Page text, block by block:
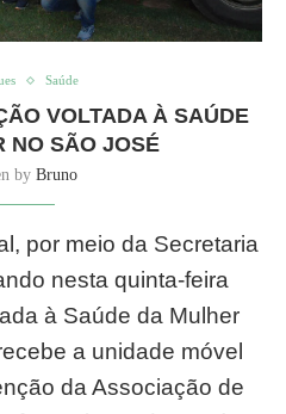
Saúde
VOLTADA À SAÚDE
NO SÃO JOSÉ
by Bruno
por meio da Secretaria
nesta quinta-feira
à Saúde da Mulher
a unidade móvel
da Associação de